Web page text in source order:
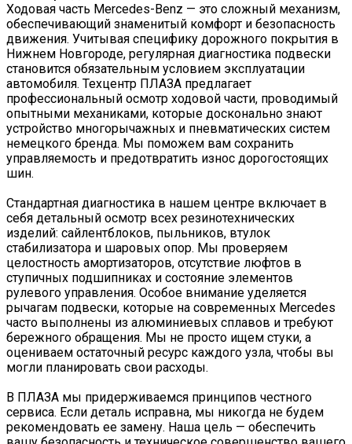
Ходовая часть Mercedes-Benz — это сложный механизм,
обеспечивающий знаменитый комфорт и безопасность
движения. Учитывая специфику дорожного покрытия в
Нижнем Новгороде, регулярная диагностика подвески
становится обязательным условием эксплуатации
автомобиля. Техцентр ПЛАЗА предлагает
профессиональный осмотр ходовой части, проводимый
опытными механиками, которые досконально знают
устройство многорычажных и пневматических систем
немецкого бренда. Мы поможем вам сохранить
управляемость и предотвратить износ дорогостоящих
шин.
Стандартная диагностика в нашем центре включает в
себя детальный осмотр всех резинотехнических
изделий: сайлентблоков, пыльников, втулок
стабилизатора и шаровых опор. Мы проверяем
целостность амортизаторов, отсутствие люфтов в
ступичных подшипниках и состояние элементов
рулевого управления. Особое внимание уделяется
рычагам подвески, которые на современных Mercedes
часто выполнены из алюминиевых сплавов и требуют
бережного обращения. Мы не просто ищем стуки, а
оцениваем остаточный ресурс каждого узла, чтобы вы
могли планировать свои расходы.
В ПЛАЗА мы придерживаемся принципов честного
сервиса. Если деталь исправна, мы никогда не будем
рекомендовать ее замену. Наша цель — обеспечить